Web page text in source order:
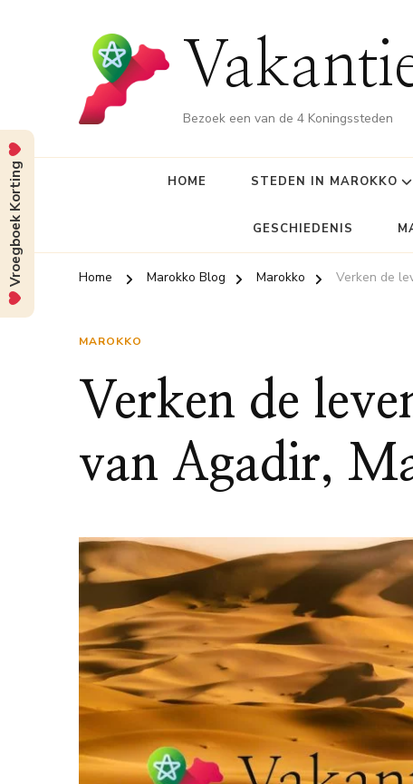
Bezoek een van de 4 Koningssteden
HOME STEDEN IN MAROKKO
GESCHIEDENIS
Home Marokko Blog Marokko Verken de
MAROKKO
Verken de
van Agadir,
Vroegboek Korting